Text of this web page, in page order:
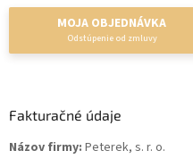
MOJA OBJEDNÁVKA
Fakturačné údaje
Názov firmy: Peterek, s. r. o.